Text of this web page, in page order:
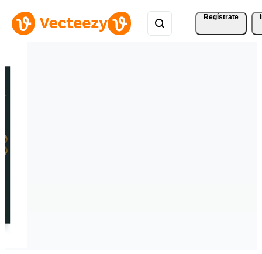
Regístrate